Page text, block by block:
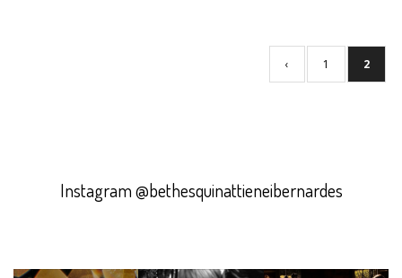
‹ 1 2
Instagram @bethesquinattieneibernardes